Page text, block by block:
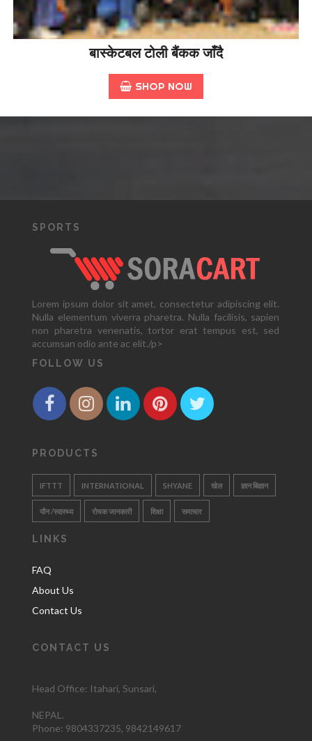
बास्केटबल टोली बैंकक जाँदै
SHOP NOW
SPORTS
Lorem ipsum dolor sit amet, consectetur adipiscing elit.
Nulla elementum viverra pharetra. Nulla facilisis, sapien
non pharetra venenatis, tortor erat tempus est, sed
accumsan odio ante ac elit./p>
FOLLOW US
PRODUCTS
IFTTT INTERNATIONAL SHYANE खेल ज्ञान बिज्ञान
यौन /स्वास्थ्य रोचक जानकारी शिक्षा समाचार
LINKS
FAQ
About Us
Contact Us
CONTACT US
Head Office: Itahari, Sunsari,
NEPAL.
Phone: 9804337235, 9842149617